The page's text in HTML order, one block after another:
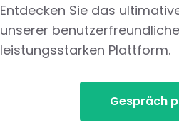
Entdecken Sie das
unserer
leistungsstarken Plattform.
Gespräch